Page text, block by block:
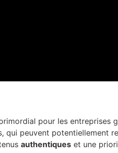
pour les entreprises
qui peuvent potentiellement
authentiques et une